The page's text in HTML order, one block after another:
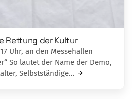
Rettung der Kultur
Uhr, an den Messehallen
So lautet der Name der Demo,
Selbstständige…